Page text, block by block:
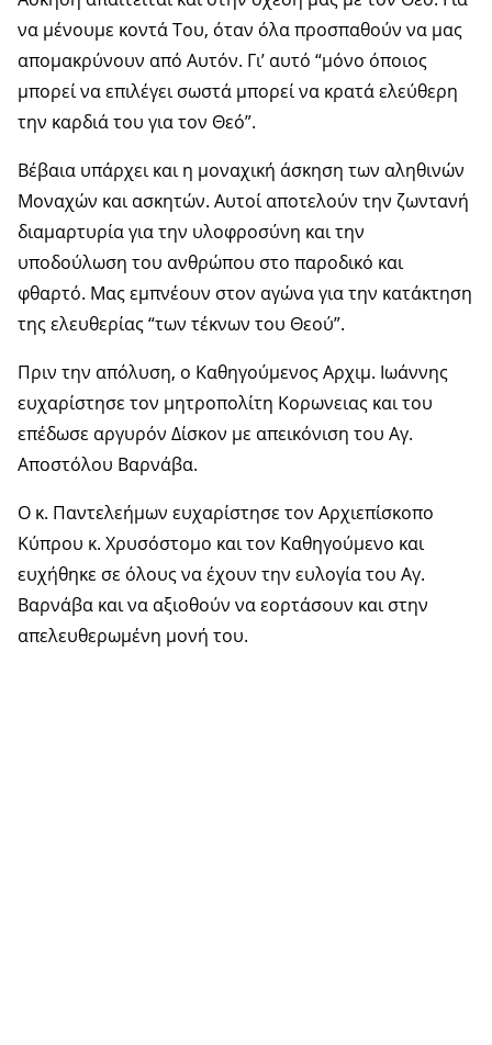
να μένουμε κοντά Του, όταν όλα προσπαθούν να μας
απομακρύνουν από Αυτόν. Γι’ αυτό “μόνο όποιος
μπορεί να επιλέγει σωστά μπορεί να κρατά ελεύθερη
την καρδιά του για τον Θεό”.
Βέβαια υπάρχει και η μοναχική άσκηση των αληθινών
Μοναχών και ασκητών. Αυτοί αποτελούν την ζωντανή
διαμαρτυρία για την υλοφροσύνη και την
υποδούλωση του ανθρώπου στο παροδικό και
φθαρτό. Μας εμπνέουν στον αγώνα για την κατάκτηση
της ελευθερίας “των τέκνων του Θεού”.
Πριν την απόλυση, ο Καθηγούμενος Αρχιμ. Ιωάννης
ευχαρίστησε τον μητροπολίτη Κορωνειας και του
επέδωσε αργυρόν Δίσκον με απεικόνιση του Αγ.
Αποστόλου Βαρνάβα.
Ο κ. Παντελεήμων ευχαρίστησε τον Αρχιεπίσκοπο
Κύπρου κ. Χρυσόστομο και τον Καθηγούμενο και
ευχήθηκε σε όλους να έχουν την ευλογία του Αγ.
Βαρνάβα και να αξιοθούν να εορτάσουν και στην
απελευθερωμένη μονή του.